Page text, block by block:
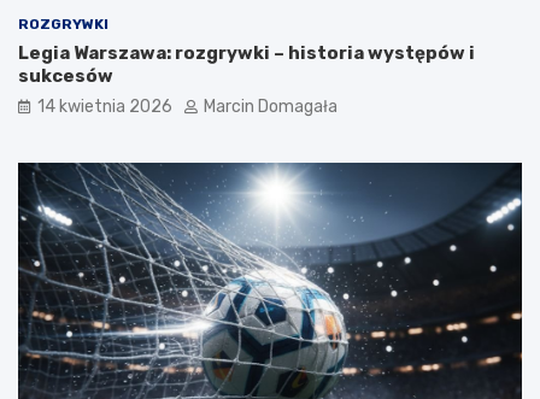
ROZGRYWKI
Legia Warszawa: rozgrywki – historia występów i
sukcesów
14 kwietnia 2026 Marcin Domagała